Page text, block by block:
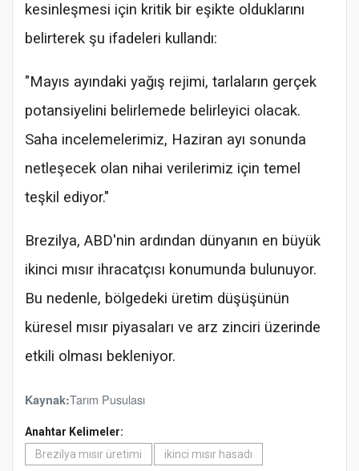
kesinleşmesi için kritik bir eşikte olduklarını
belirterek şu ifadeleri kullandı:
"Mayıs ayındaki yağış rejimi, tarlaların gerçek
potansiyelini belirlemede belirleyici olacak.
Saha incelemelerimiz, Haziran ayı sonunda
netleşecek olan nihai verilerimiz için temel
teşkil ediyor."
Brezilya, ABD'nin ardından dünyanın en büyük
ikinci mısır ihracatçısı konumunda bulunuyor.
Bu nedenle, bölgedeki üretim düşüşünün
küresel mısır piyasaları ve arz zinciri üzerinde
etkili olması bekleniyor.
Kaynak:Tarım Pusulası
Anahtar Kelimeler:
Brezilya mısır üretimi
ikinci mısır hasadı